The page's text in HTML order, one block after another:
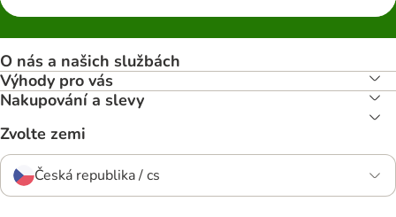
O nás a našich službách
Výhody pro vás
Nakupování a slevy
Zvolte zemi
Česká republika / cs